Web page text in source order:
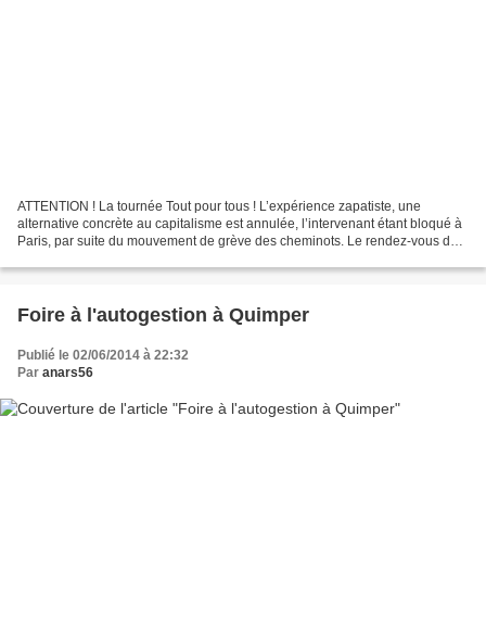
ATTENTION ! La tournée Tout pour tous ! L’expérience zapatiste, une
alternative concrète au capitalisme est annulée, l’intervenant étant bloqué à
Paris, par suite du mouvement de grève des cheminots. Le rendez-vous de
Foire à l'autogestion à Quimper
Publié le 02/06/2014 à 22:32
Par anars56